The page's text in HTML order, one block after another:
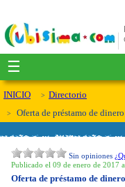
☰
INICIO
Directorio
Oferta de préstamo de
Sin opiniones
Publicado el 09 de enero de 2017
Oferta de préstamo de